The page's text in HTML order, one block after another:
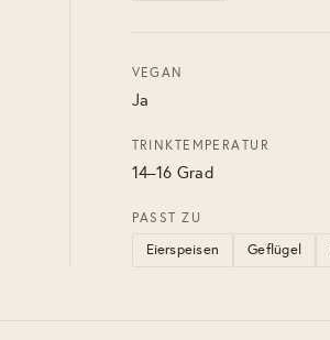
VEGAN
Ja
TRINKTEMPERATUR
14–16 Grad
PASST ZU
Eierspeisen Geflügel